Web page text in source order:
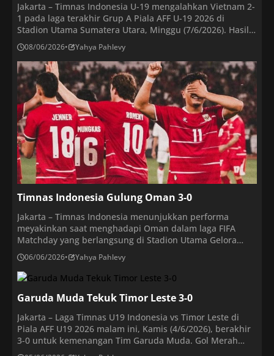
Jakarta – Timnas Indonesia U-19 mengalahkan Vietnam 2-
1 pada laga terakhir Grup A Piala AFF U-19 2026 di
Stadion Utama Sumatera Utara, Minggu (7/6/2026). Hasil
ini memastikan Garuda Muda sebagai juara grup dan
lolos ke semifinal. Bermain di bawah provokasi para
pemain dan ofisial Vietnam, para pemain muda Indonesia
sempat terpancing namun akhirnya bisa memenangkan
[…]
08/06/2026• Yahya Pahlevy
Timnas Indonesia Gulung Oman 3-0
Jakarta – Timnas Indonesia menunjukkan performa
meyakinkan saat menghadapi Oman dalam laga FIFA
Matchday yang berlangsung di Stadion Utama Gelora
Bung Karno (SUGBK), Jakarta, Jumat 5 Juni 2026 malam
WIB. Bermain di hadapan puluhan ribu pendukung
sendiri, skuad Garuda sukses meraih kemenangan telak
Hubner, Ole Romeny, dan […]
06/06/2026• Yahya Pahlevy
Garuda Muda Tekuk Timor Leste 3-0
Jakarta – Laga Timnas U19 Indonesia vs Timor Leste di
Piala AFF U19 2026 malam ini, Kamis (4/6/2026), berakhir
3-0 untuk kemenangan Tim Garuda Muda. Gol Merah
Putih di Stadion Utama Sumatra Utara, Deli Serdang,